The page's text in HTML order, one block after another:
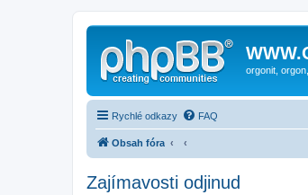
orgonit,
Rychlé odkazy FAQ
Obsah fóra
Zajímavosti odjinud